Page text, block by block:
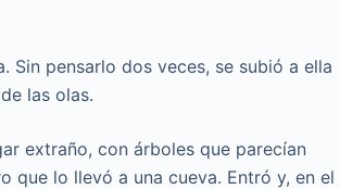
Sin pensarlo dos veces, se subió a ella
las olas.
extraño, con árboles que parecían
que lo llevó a una cueva. Entró y, en el